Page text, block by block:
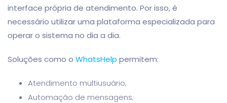
interface própria de atendimento. Por isso, é
necessário utilizar uma plataforma especializada para
operar o sistema no dia a dia.
Soluções como o WhatsHelp permitem:
Atendimento multiusuário;
Automação de mensagens;